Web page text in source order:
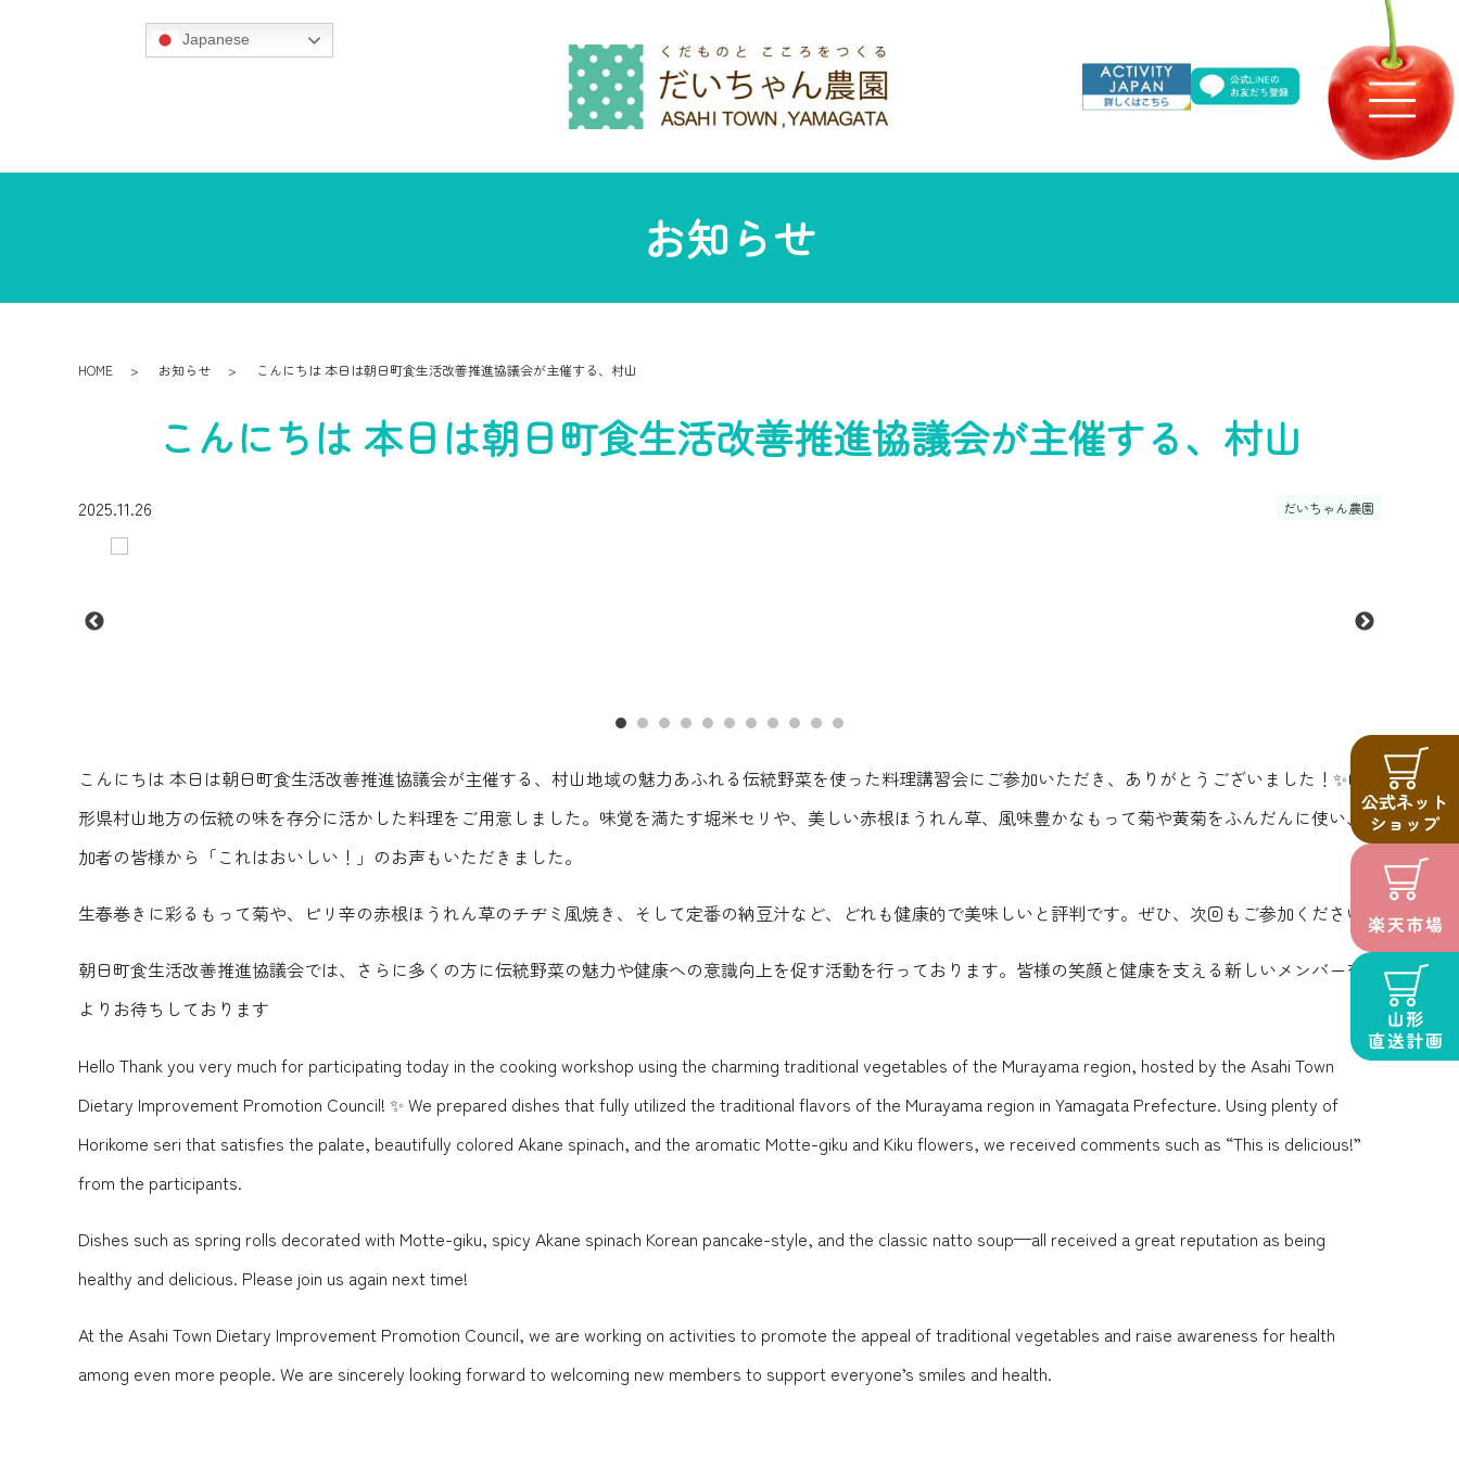
Japanese
お知らせ
HOME お知らせ こんにちは 本日は朝日町食生活改善推進協議会が主催する、村山
こんにちは 本日は朝日町食生活改善推進協議会が主催する、村山
2025.11.26 だいちゃん農園
こんにちは 本日は朝日町食生活改善推進協議会が主催する、村山地域の魅力あふれる伝統野菜を使った料理講習会にご参加いただき、ありがとうございました！✨山
形県村山地方の伝統の味を存分に活かした料理をご用意しました。味覚を満たす堀米セリや、美しい赤根ほうれん草、風味豊かなもって菊や黄菊をふんだんに使い、参
加者の皆様から「これはおいしい！」のお声もいただきました。
生春巻きに彩るもって菊や、ピリ辛の赤根ほうれん草のチヂミ風焼き、そして定番の納豆汁など、どれも健康的で美味しいと評判です。ぜひ、次回もご参加ください！
朝日町食生活改善推進協議会では、さらに多くの方に伝統野菜の魅力や健康への意識向上を促す活動を行っております。皆様の笑顔と健康を支える新しいメンバーを心
よりお待ちしております️
Hello Thank you very much for participating today in the cooking workshop using the charming traditional vegetables of the Murayama region, hosted by the Asahi Town
Dietary Improvement Promotion Council! ✨ We prepared dishes that fully utilized the traditional flavors of the Murayama region in Yamagata Prefecture. Using plenty of
Horikome seri that satisfies the palate, beautifully colored Akane spinach, and the aromatic Motte-giku and Kiku flowers, we received comments such as “This is delicious!”
from the participants.
Dishes such as spring rolls decorated with Motte-giku, spicy Akane spinach Korean pancake-style, and the classic natto soup—all received a great reputation as being
healthy and delicious. Please join us again next time!
At the Asahi Town Dietary Improvement Promotion Council, we are working on activities to promote the appeal of traditional vegetables and raise awareness for health
among even more people. We are sincerely looking forward to welcoming new members to support everyone’s smiles and health. ️